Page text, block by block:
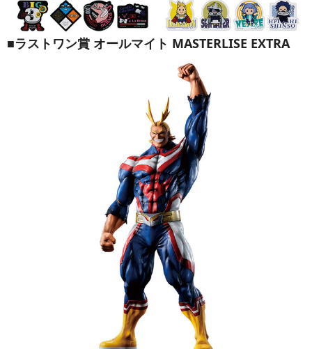
■ラストワン賞 オールマイト MASTERLISE EXTRA